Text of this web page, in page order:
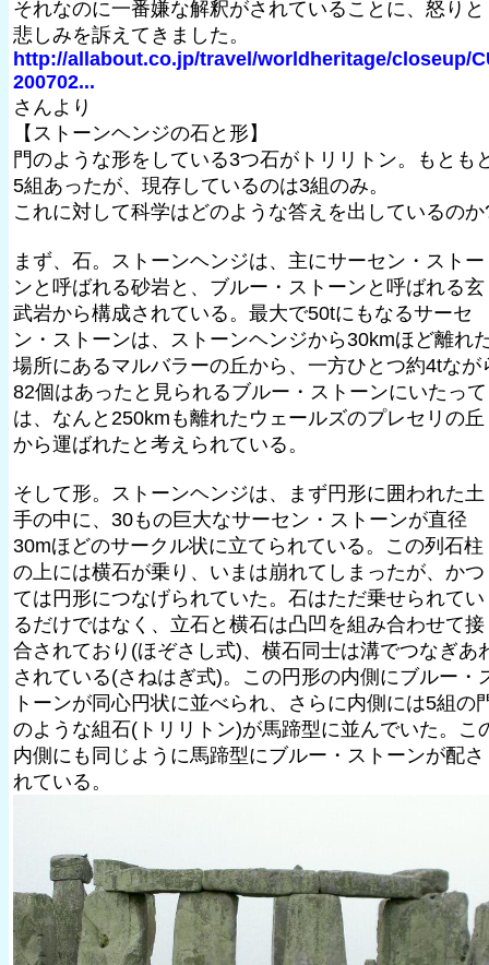
それなのに一番嫌な解釈がされていることに、怒りと
悲しみを訴えてきました。
http://allabout.co.jp/travel/worldheritage/closeup/
200702...
さんより
【ストーンヘンジの石と形】
門のような形をしている3つ石がトリリトン。もとも
5組あったが、現存しているのは3組のみ。
これに対して科学はどのような答えを出しているのか
まず、石。ストーンヘンジは、主にサーセン・ストー
ンと呼ばれる砂岩と、ブルー・ストーンと呼ばれる玄
武岩から構成されている。最大で50tにもなるサーセ
ン・ストーンは、ストーンヘンジから30kmほど離れ
場所にあるマルバラーの丘から、一方ひとつ約4tなが
82個はあったと見られるブルー・ストーンにいたって
は、なんと250kmも離れたウェールズのプレセリの丘
から運ばれたと考えられている。
そして形。ストーンヘンジは、まず円形に囲われた土
手の中に、30もの巨大なサーセン・ストーンが直径
30mほどのサークル状に立てられている。この列石柱
の上には横石が乗り、いまは崩れてしまったが、かつ
ては円形につなげられていた。石はただ乗せられてい
るだけではなく、立石と横石は凸凹を組み合わせて接
合されており(ほぞさし式)、横石同士は溝でつなぎあ
されている(さねはぎ式)。この円形の内側にブルー・
トーンが同心円状に並べられ、さらに内側には5組の
のような組石(トリリトン)が馬蹄型に並んでいた。こ
内側にも同じように馬蹄型にブルー・ストーンが配さ
れている。